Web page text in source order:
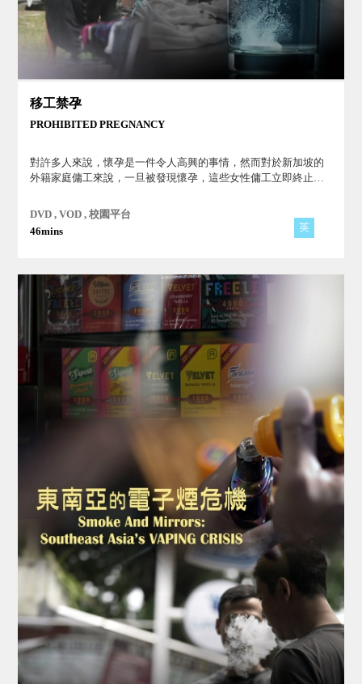
移工禁孕
PROHIBITED PREGNANCY
對許多人來說，懷孕是一件令人高興的事情，然而對於新加坡的
外籍家庭傭工來說，一旦被發現懷孕，這些女性傭工立即終止雇
尋求非法墮胎以避免失業。
DVD , VOD , 校園平台
46mins
英